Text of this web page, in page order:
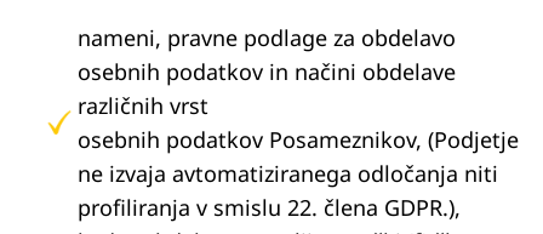
nameni, pravne podlage za obdelavo
osebnih podatkov in načini obdelave
različnih vrst
osebnih podatkov Posameznikov, (Podjetje
ne izvaja avtomatiziranega odločanja niti
profiliranja v smislu 22. člena GDPR.),